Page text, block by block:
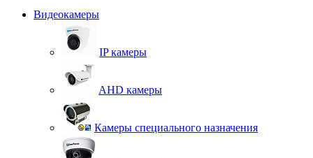
Видеокамеры
IP камеры
AHD камеры
Камеры специального назначения